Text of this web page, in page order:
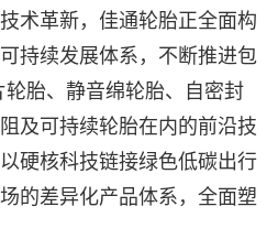
术革新，佳通轮胎正全面构
持续发展体系，不断推进包
胎、静音绵轮胎、自密封
及可持续轮胎在内的前沿技
硬核科技链接绿色低碳出行
的差异化产品体系，全面塑